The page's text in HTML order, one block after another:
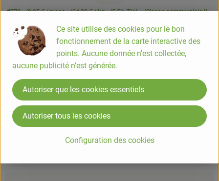
#772 9,95 €/ piece 24,88 €/ kg 5.5% TVA Classe commerciale II
Info Origine
Info
Tous nos fruits secs ont une date de durabilité minimale
(DDM) de mimnum 3 mois
100% Abricot sec*. *Ingrédient issu de l'agriculture
Ce site utilise des cookies pour le bon
fonctionnement de la carte interactive des
points. Aucune donnée n'est collectée,
aucune publicité n’est générée.
Configuration des cookies
Autoriser que les cookies essentiels
Autoriser tous les cookies